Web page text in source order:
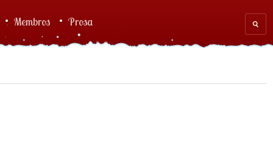
Membros Prosa